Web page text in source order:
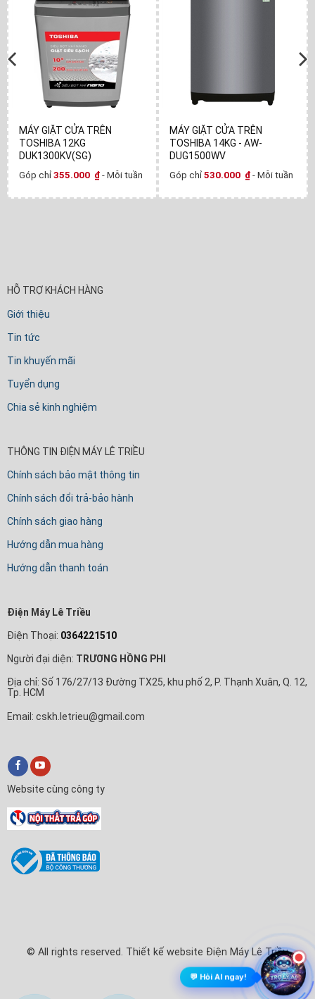
MÁY GIẶT CỬA TRÊN
TOSHIBA 12KG
DUK1300KV(SG)
Góp chỉ355.000 ₫- Mỗi tuần
MÁY GIẶT CỬA TRÊN
TOSHIBA 14KG - AW-
DUG1500WV
Góp chỉ530.000 ₫- Mỗi tuần
HỖ TRỢ KHÁCH HÀNG
Giới thiệu
Tin tức
Tin khuyến mãi
Tuyển dụng
Chia sẻ kinh nghiệm
THÔNG TIN ĐIỆN MÁY LÊ TRIỀU
Chính sách bảo mật thông tin
Chính sách đổi trả-bảo hành
Chính sách giao hàng
Hướng dẫn mua hàng
Hướng dẫn thanh toán
Điện Máy Lê Triều
Điện Thoại: 0364221510
Người đại diện: TRƯƠNG HỒNG PHI
Địa chỉ: Số 176/27/13 Đường TX25, khu phố 2, P. Thạnh Xuân, Q. 12,
Tp. HCM
Email: cskh.letrieu@gmail.com
Website cùng công ty
© All rights reserved. Thiết kế website Điện Máy Lê Triều
Nội Thất Trả Góp
Xin chào! Em là
💬 Hỏi AI ngay!